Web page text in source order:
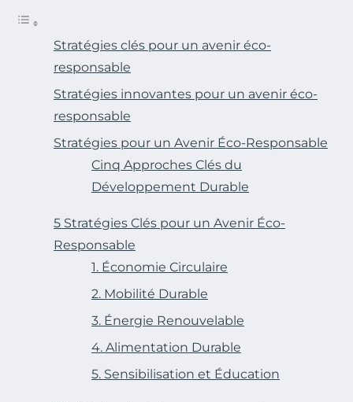
Stratégies clés pour un avenir éco-
responsable
Stratégies innovantes pour un avenir éco-
responsable
Stratégies pour un Avenir Éco-Responsable
Cinq Approches Clés du
Développement Durable
5 Stratégies Clés pour un Avenir Éco-
Responsable
1. Économie Circulaire
2. Mobilité Durable
3. Énergie Renouvelable
4. Alimentation Durable
5. Sensibilisation et Éducation